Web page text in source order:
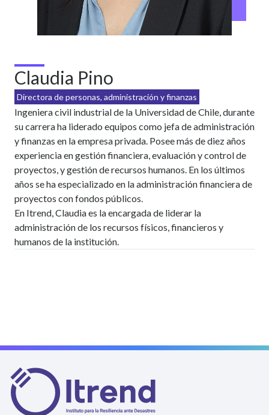
Claudia Pino
Directora de personas, administración y finanzas
Ingeniera civil industrial de la Universidad de Chile, durante
su carrera ha liderado equipos como jefa de administración
y finanzas en la empresa privada. Posee más de diez años
experiencia en gestión financiera, evaluación y control de
proyectos, y gestión de recursos humanos. En los últimos
años se ha especializado en la administración financiera de
proyectos con fondos públicos.
En Itrend, Claudia es la encargada de liderar la
administración de los recursos físicos, financieros y
humanos de la institución.